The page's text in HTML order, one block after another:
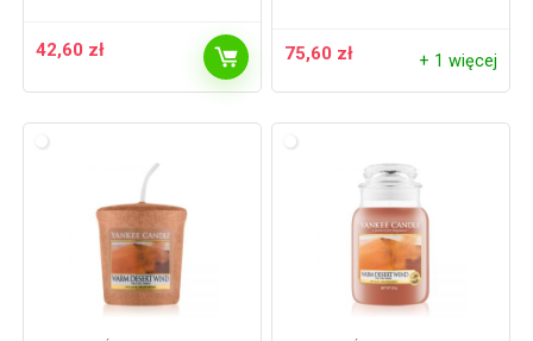
42,60 zł 75,60 zł + 1 więcej